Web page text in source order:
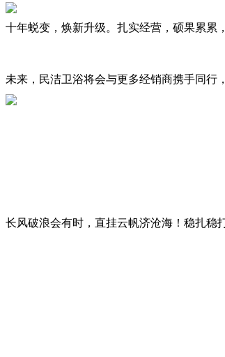
十年蜕变，焕新升级。扎实经营，硕果累累
未来，民洁卫浴将会与更多经销商携手同行
长风破浪会有时，直挂云帆济沧海！稳扎稳